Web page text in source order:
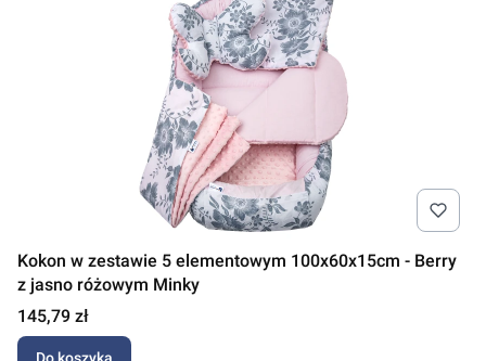
Kokon w zestawie 5 elementowym 100x60x15cm - Berry
z jasno różowym Minky
Cena
145,79 zł